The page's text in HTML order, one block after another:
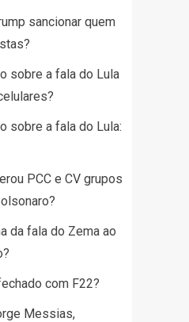
sancionar quem
sobre a fala do Lula
sobre a fala do Lula:
PCC e CV grupos
da fala do Zema ao
com F22?
Messias,